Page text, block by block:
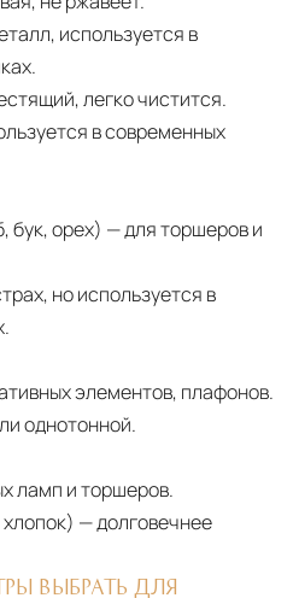
используется в
легко чистится.
в современных
бук, орех) — для торшеров и
но используется в
элементов, плафонов.
однотонной.
ламп и торшеров.
— долговечнее
ВЫБРАТЬ ДЛЯ